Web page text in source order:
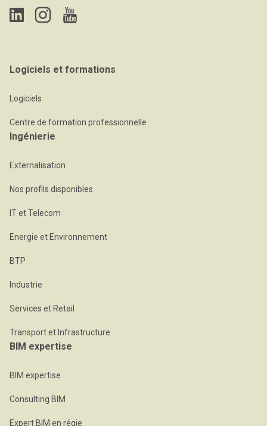
Logiciels et formations
Logiciels
Centre de formation professionnelle
Ingénierie
Externalisation
Nos profils disponibles
IT et Telecom
Energie et Environnement
BTP
Industrie
Services et Retail
Transport et Infrastructure
BIM expertise
BIM expertise
Consulting BIM
Expert BIM en régie